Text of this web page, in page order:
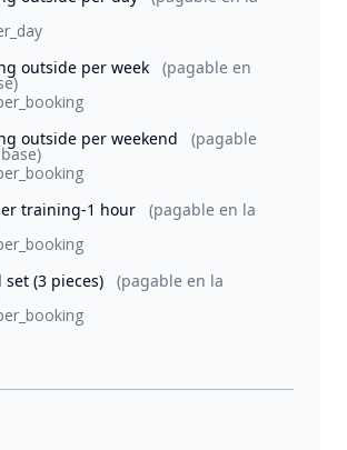
outside per week
(pagable en
outside per weekend
(pagable
training-1 hour
(pagable en la
set (3 pieces)
(pagable en la